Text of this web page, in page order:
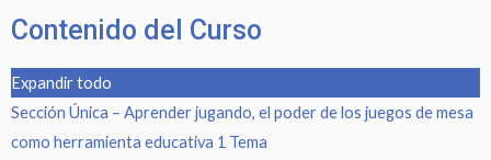
Contenido del Curso
Expandir todo
Sección Única – Aprender jugando, el poder de los juegos de mesa
como herramienta educativa 1 Tema